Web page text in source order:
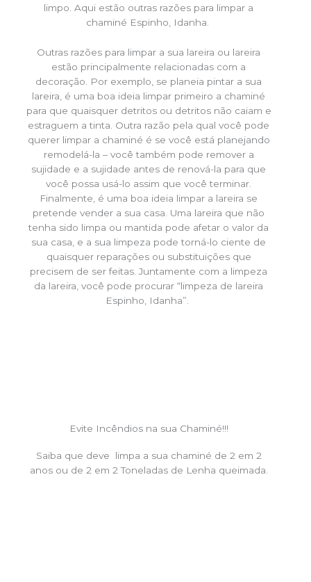
limpo. Aqui estão outras razões para limpar a
chaminé Espinho, Idanha.
Outras razões para limpar a sua lareira ou lareira
estão principalmente relacionadas com a
decoração. Por exemplo, se planeia pintar a sua
lareira, é uma boa ideia limpar primeiro a chaminé
para que quaisquer detritos ou detritos não caiam e
estraguem a tinta. Outra razão pela qual você pode
querer limpar a chaminé é se você está planejando
remodelá-la – você também pode remover a
sujidade e a sujidade antes de renová-la para que
você possa usá-lo assim que você terminar.
Finalmente, é uma boa ideia limpar a lareira se
pretende vender a sua casa. Uma lareira que não
tenha sido limpa ou mantida pode afetar o valor da
sua casa, e a sua limpeza pode torná-lo ciente de
quaisquer reparações ou substituições que
precisem de ser feitas. Juntamente com a limpeza
da lareira, você pode procurar “limpeza de lareira
Espinho, Idanha”.
Evite Incêndios na sua Chaminé!!!
Saiba que deve limpa a sua chaminé de 2 em 2
anos ou de 2 em 2 Toneladas de Lenha queimada.